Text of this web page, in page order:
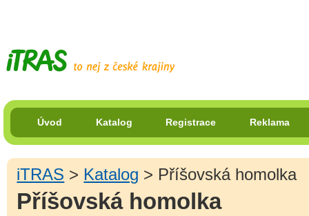
Úvod Katalog Registrace Reklama
iTRAS > Katalog > Příšovská homolka
Příšovská homolka